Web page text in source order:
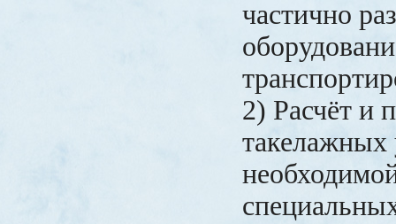
частично
2) Расчёт и
такелажных